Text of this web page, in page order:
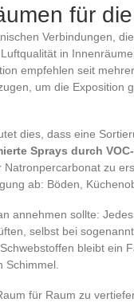
für
Verbindungen,
in
empfehlen seit
um die Exposition
dies, dass eine
Sprays durch
Natronpercarbonat zu
ab: Böden,
annehmen sollte:
selbst bei
bleibt ein
Schimmel.
für Raum zu